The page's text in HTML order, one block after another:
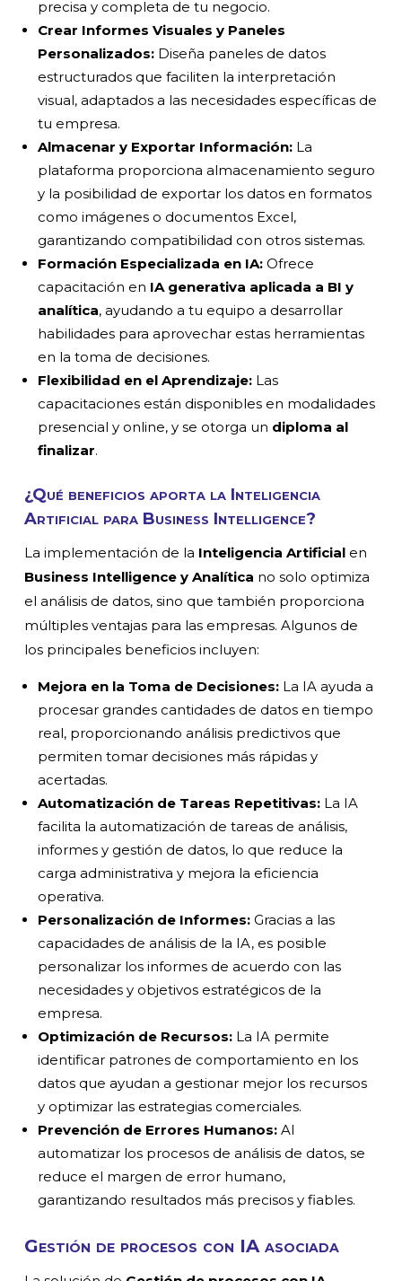
precisa y completa de tu negocio.
Crear Informes Visuales y Paneles
Personalizados: Diseña paneles de datos
estructurados que faciliten la interpretación
visual, adaptados a las necesidades específicas de
tu empresa.
Almacenar y Exportar Información: La
plataforma proporciona almacenamiento seguro
y la posibilidad de exportar los datos en formatos
como imágenes o documentos Excel,
garantizando compatibilidad con otros sistemas.
Formación Especializada en IA: Ofrece
capacitación en IA generativa aplicada a BI y
analítica, ayudando a tu equipo a desarrollar
habilidades para aprovechar estas herramientas
en la toma de decisiones.
Flexibilidad en el Aprendizaje: Las
capacitaciones están disponibles en modalidades
presencial y online, y se otorga un diploma al
finalizar.
¿Qué beneficios aporta la Inteligencia
Artificial para Business Intelligence?
La implementación de la Inteligencia Artificial en
Business Intelligence y Analítica no solo optimiza
el análisis de datos, sino que también proporciona
múltiples ventajas para las empresas. Algunos de
los principales beneficios incluyen:
Mejora en la Toma de Decisiones: La IA ayuda a
procesar grandes cantidades de datos en tiempo
real, proporcionando análisis predictivos que
permiten tomar decisiones más rápidas y
acertadas.
Automatización de Tareas Repetitivas: La IA
facilita la automatización de tareas de análisis,
informes y gestión de datos, lo que reduce la
carga administrativa y mejora la eficiencia
operativa.
Personalización de Informes: Gracias a las
capacidades de análisis de la IA, es posible
personalizar los informes de acuerdo con las
necesidades y objetivos estratégicos de la
empresa.
Optimización de Recursos: La IA permite
identificar patrones de comportamiento en los
datos que ayudan a gestionar mejor los recursos
y optimizar las estrategias comerciales.
Prevención de Errores Humanos: Al
automatizar los procesos de análisis de datos, se
reduce el margen de error humano,
garantizando resultados más precisos y fiables.
Gestión de procesos con IA asociada